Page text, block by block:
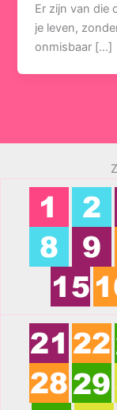
Er zijn van die
je leven,
onmisbaar […]